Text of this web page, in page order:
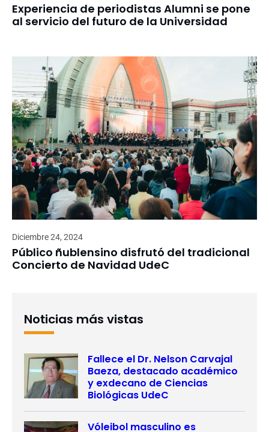
Experiencia de periodistas Alumni se pone
al servicio del futuro de la Universidad
Diciembre 24, 2024
Público ñublensino disfrutó del tradicional
Concierto de Navidad UdeC
Noticias más vistas
Fallece el Dr. Nelson Carvajal
Baeza, destacado académico
y exdecano de Ciencias
Biológicas UdeC
Vóleibol masculino es